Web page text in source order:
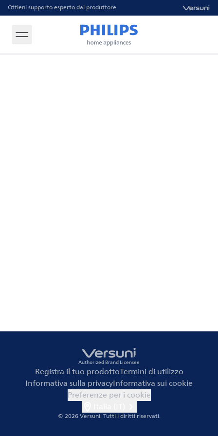
Ottieni supporto esperto dal produttore
Authorized Brand Licensee
Registra il tuo prodottoTermini di utilizzo
Informativa sulla privacyInformativa sui cookie
Preferenze per i cookie
© 2026 Versuni.Tutti i diritti riservati.